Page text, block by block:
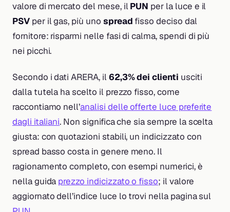
valore di mercato del mese, ilPUN per la luce e il
PSVper il gas, più uno spread fisso deciso dal
fornitore: risparmi nelle fasi di calma, spendi di più
nei picchi.
Secondo i dati ARERA, il62,3% dei clienti usciti
dalla tutela ha scelto il prezzo fisso, come
raccontiamo nell’analisi delle offerte luce preferite
dagli italiani. Non significa che sia sempre la scelta
giusta: con quotazioni stabili, un indicizzato con
spread basso costa in genere meno. Il
ragionamento completo, con esempi numerici, è
nella guida prezzo indicizzato o fisso; il valore
aggiornato dell’indice luce lo trovi nella pagina sul